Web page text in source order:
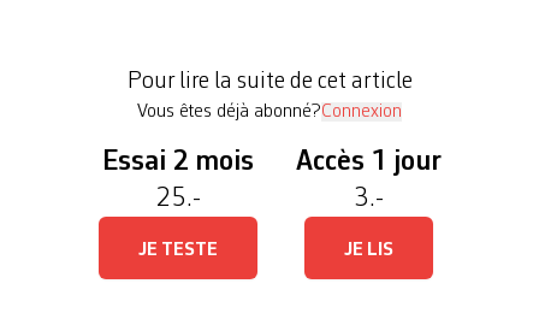
de 150 films. Longs et courts […]
Pour lire la suite de cet article
Vous êtes déjà abonné?Connexion
Essai 2 mois
25.-
JE TESTE
Accès 1 jour
3.-
JE LIS